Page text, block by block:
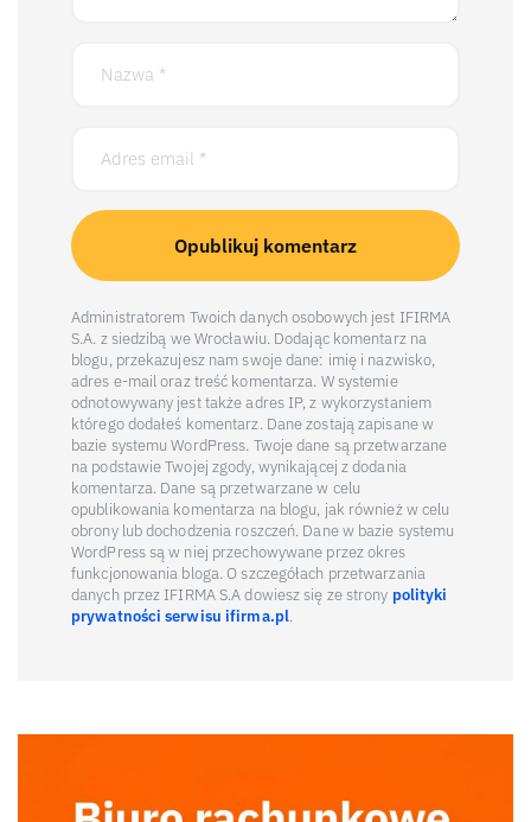
Administratorem Twoich danych osobowych jest IFIRMA
S.A. z siedzibą we Wrocławiu. Dodając komentarz na
blogu, przekazujesz nam swoje dane: imię i nazwisko,
adres e-mail oraz treść komentarza. W systemie
odnotowywany jest także adres IP, z wykorzystaniem
którego dodałeś komentarz. Dane zostają zapisane w
bazie systemu WordPress. Twoje dane są przetwarzane
na podstawie Twojej zgody, wynikającej z dodania
komentarza. Dane są przetwarzane w celu
opublikowania komentarza na blogu, jak również w celu
obrony lub dochodzenia roszczeń. Dane w bazie systemu
WordPress są w niej przechowywane przez okres
funkcjonowania bloga. O szczegółach przetwarzania
danych przez IFIRMA S.A dowiesz się ze strony polityki
prywatności serwisu ifirma.pl.